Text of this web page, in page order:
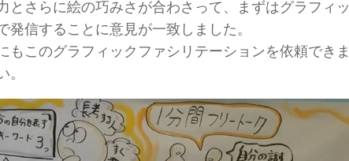
とさらに絵の巧みさが合わさって、まずはグラフィッ
発信することに意見が一致しました。
もこのグラフィックファシリテーションを依頼できま